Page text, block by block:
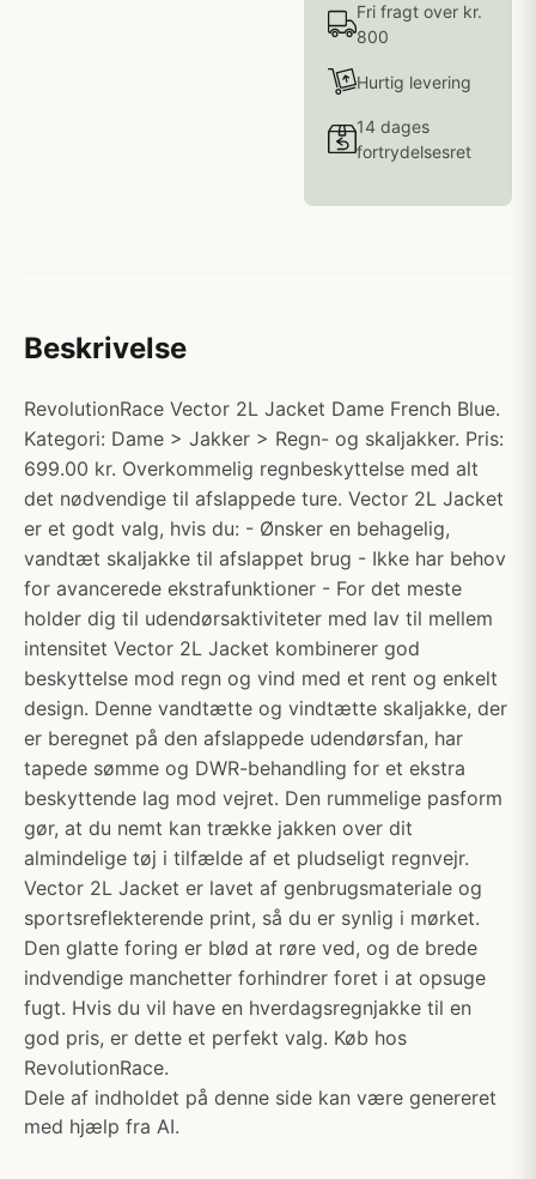
Fri fragt over kr.
800
Hurtig levering
14 dages
fortrydelsesret
Beskrivelse
RevolutionRace Vector 2L Jacket Dame French Blue.
Kategori: Dame > Jakker > Regn- og skaljakker. Pris:
699.00 kr. Overkommelig regnbeskyttelse med alt
det nødvendige til afslappede ture. Vector 2L Jacket
er et godt valg, hvis du: - Ønsker en behagelig,
vandtæt skaljakke til afslappet brug - Ikke har behov
for avancerede ekstrafunktioner - For det meste
holder dig til udendørsaktiviteter med lav til mellem
intensitet Vector 2L Jacket kombinerer god
beskyttelse mod regn og vind med et rent og enkelt
design. Denne vandtætte og vindtætte skaljakke, der
er beregnet på den afslappede udendørsfan, har
tapede sømme og DWR-behandling for et ekstra
beskyttende lag mod vejret. Den rummelige pasform
gør, at du nemt kan trække jakken over dit
almindelige tøj i tilfælde af et pludseligt regnvejr.
Vector 2L Jacket er lavet af genbrugsmateriale og
sportsreflekterende print, så du er synlig i mørket.
Den glatte foring er blød at røre ved, og de brede
indvendige manchetter forhindrer foret i at opsuge
fugt. Hvis du vil have en hverdagsregnjakke til en
god pris, er dette et perfekt valg. Køb hos
RevolutionRace.
Dele af indholdet på denne side kan være genereret
med hjælp fra AI.